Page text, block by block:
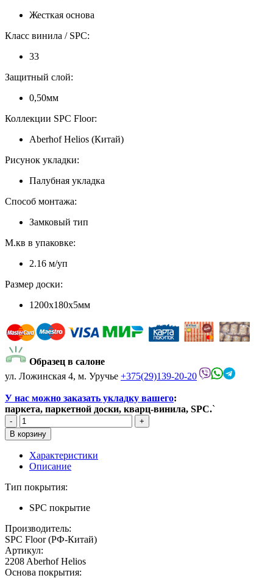
Жесткая основа
Класс винила / SPC:
33
Защитный слой:
0,50мм
Коллекции SPC Floor:
Aberhof Helios (Китай)
Рисунок укладки:
Палубная укладка
Способ монтажа:
Замковый тип
М.кв в упаковке:
2.16 м/уп
Размер доски:
1200х180х5мм
Образец в салоне
ул. Ложинская 4, м. Уручье +375(29)139-20-20
У нас можно заказать укладку вашего:
паркета, паркетной доски, кварц-винила, SPC.`
Характеристики
Описание
Тип покрытия:
SPC покрытие
Производитель:
SPC Floor (РФ-Китай)
Артикул:
2208 Aberhof Helios
Основа покрытия: